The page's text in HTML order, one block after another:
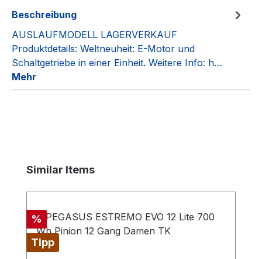
Beschreibung
AUSLAUFMODELL LAGERVERKAUF
Produktdetails: Weltneuheit: E-Motor und
Schaltgetriebe in einer Einheit. Weitere Info: h…
Mehr
Produktgalerie überspringen
Similar Items
Rabatt
%
Tipp